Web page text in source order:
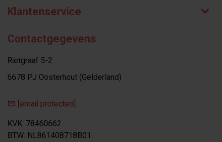
Klantenservice
Contactgegevens
Rietgraaf 5-2
6678 PJ Oosterhout (Gelderland)
[email protected]
KVK: 78460662
BTW: NL861408718B01